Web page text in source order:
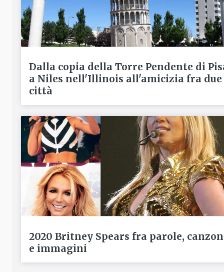
Dalla copia della Torre Pendente di
a Niles nell'Illinois all'amicizia fra due
città
2020 Britney Spears fra parole,
e immagini